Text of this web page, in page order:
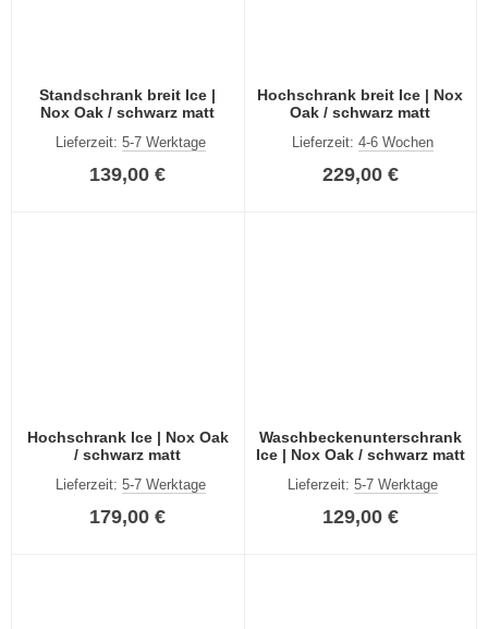
Standschrank breit Ice |
Nox Oak / schwarz matt
Lieferzeit: 5-7 Werktage
139,00 €
Hochschrank breit Ice | Nox
Oak / schwarz matt
Lieferzeit:4-6 Wochen
229,00 €
Hochschrank Ice | Nox Oak
/ schwarz matt
Lieferzeit: 5-7 Werktage
179,00 €
Waschbeckenunterschrank
Ice | Nox Oak / schwarz matt
Lieferzeit:5-7 Werktage
129,00 €